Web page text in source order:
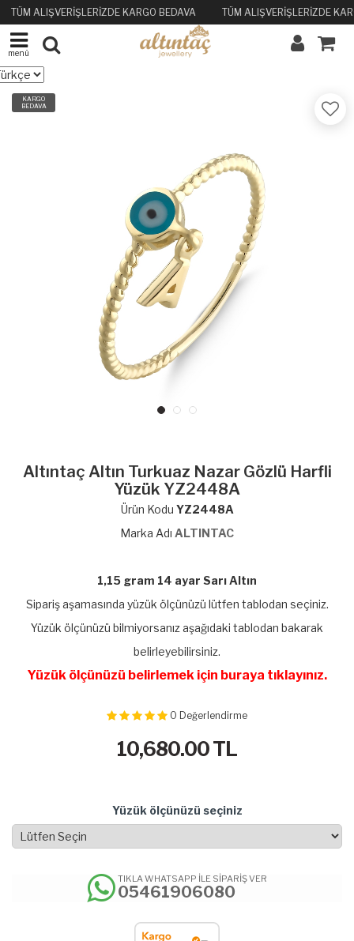
TÜM ALIŞVERİŞLERİZDE KARGO BEDAVA TÜM ALIŞVERİŞLERİZDE
menü
KARGO
BEDAVA
Altıntaç Altın Turkuaz Nazar Gözlü Harfli
Yüzük YZ2448A
Ürün Kodu YZ2448A
Marka Adı ALTINTAC
1,15 gram 14 ayar Sarı Altın
Sipariş aşamasında yüzük ölçünüzü lütfen tablodan seçiniz.
Yüzük ölçünüzü bilmiyorsanız aşağıdaki tablodan bakarak
belirleyebilirsiniz.
Yüzük ölçünüzü belirlemek için buraya tıklayınız.
0 Değerlendirme
10,680.00TL
Yüzük ölçünüzü seçiniz
TIKLA WHATSAPP İLE SİPARİŞ VER
05461906080